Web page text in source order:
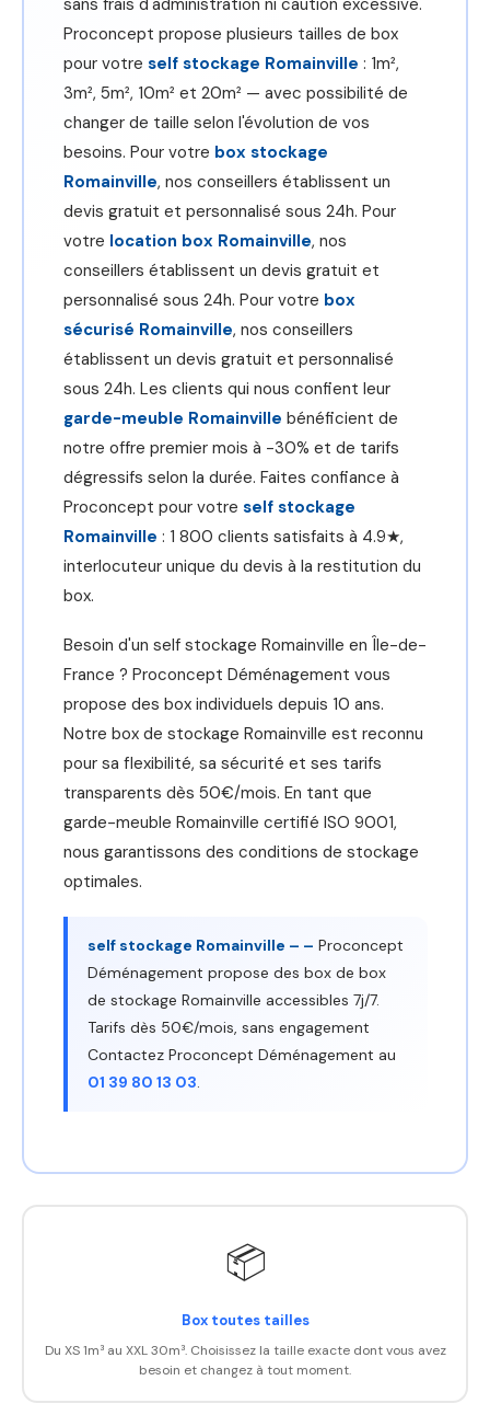
Proconcept propose plusieurs tailles de box
pour votre self stockage Romainville : 1m²,
3m², 5m², 10m² et 20m² — avec possibilité de
changer de taille selon l'évolution de vos
besoins. Pour votre box stockage
Romainville, nos conseillers établissent un
devis gratuit et personnalisé sous 24h. Pour
votre location box Romainville, nos
conseillers établissent un devis gratuit et
personnalisé sous 24h. Pour votre box
sécurisé Romainville, nos conseillers
établissent un devis gratuit et personnalisé
sous 24h. Les clients qui nous confient leur
garde-meuble Romainville bénéficient de
notre offre premier mois à -30% et de tarifs
dégressifs selon la durée. Faites confiance à
Proconcept pour votre self stockage
Romainville : 1 800 clients satisfaits à 4.9★,
interlocuteur unique du devis à la restitution du
box.
Besoin d'un self stockage Romainville en Île-de-
France ? Proconcept Déménagement vous
propose des box individuels depuis 10 ans.
Notre box de stockage Romainville est reconnu
pour sa flexibilité, sa sécurité et ses tarifs
transparents dès 50€/mois. En tant que
garde-meuble Romainville certifié ISO 9001,
nous garantissons des conditions de stockage
optimales.
self stockage Romainville – – Proconcept
Déménagement propose des box de box
de stockage Romainville accessibles 7j/7.
Tarifs dès 50€/mois, sans engagement
Contactez Proconcept Déménagement au
01 39 80 13 03
📦
Box toutes tailles
Du XS 1m³ au XXL 30m³. Choisissez la taille exacte dont vous avez
besoin et changez à tout moment.